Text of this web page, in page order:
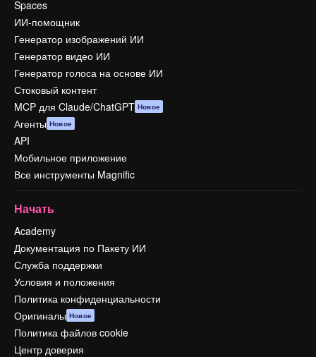
Spaces
ИИ-помощник
Генератор изображений ИИ
Генератор видео ИИ
Генератор голоса на основе ИИ
Стоковый контент
MCP для Claude/ChatGPT Новое
Агенты Новое
API
Мобильное приложение
Все инструменты Magnific
Начать
Academy
Документация по Пакету ИИ
Служба поддержки
Условия и положения
Политика конфиденциальности
Оригиналы Новое
Политика файлов cookie
Центр доверия